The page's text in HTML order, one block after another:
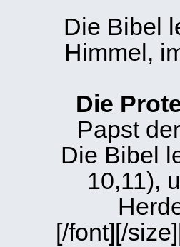
Die Bibel
Himmel,
Die
Papst
Die Bibel
10,11),
[/font][/